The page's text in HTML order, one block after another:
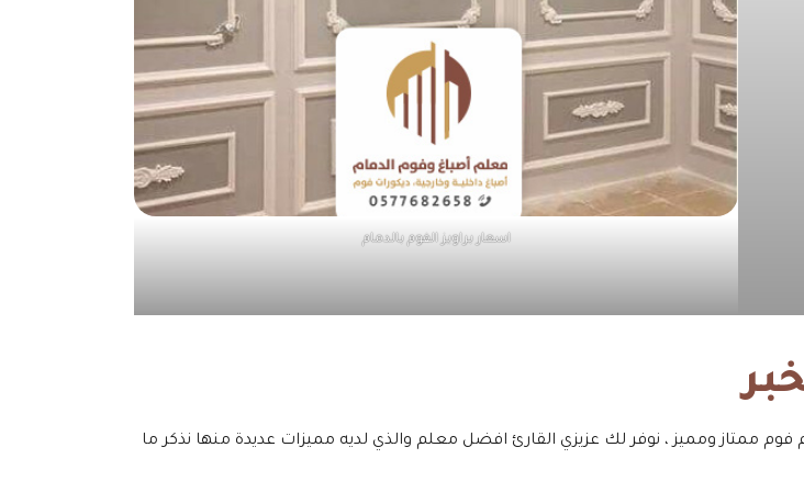
اسعار براويز الفوم بالدمام
فوم ممتاز ومميز ، نوفر لك عزيزي القارئ افضل معلم والذي لديه مميزات عديدة منها نذكر ما